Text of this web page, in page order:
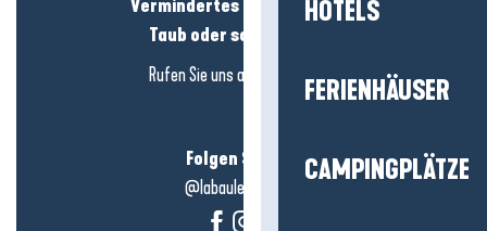
HOTELS
FERIENHÄUSER
CAMPINGPLÄTZE
Vermindertes Hörvermögen?
Taub oder schwerhörig?
Rufen Sie uns an in
hier klicken
Folgen Sie uns!
@labauleguérande